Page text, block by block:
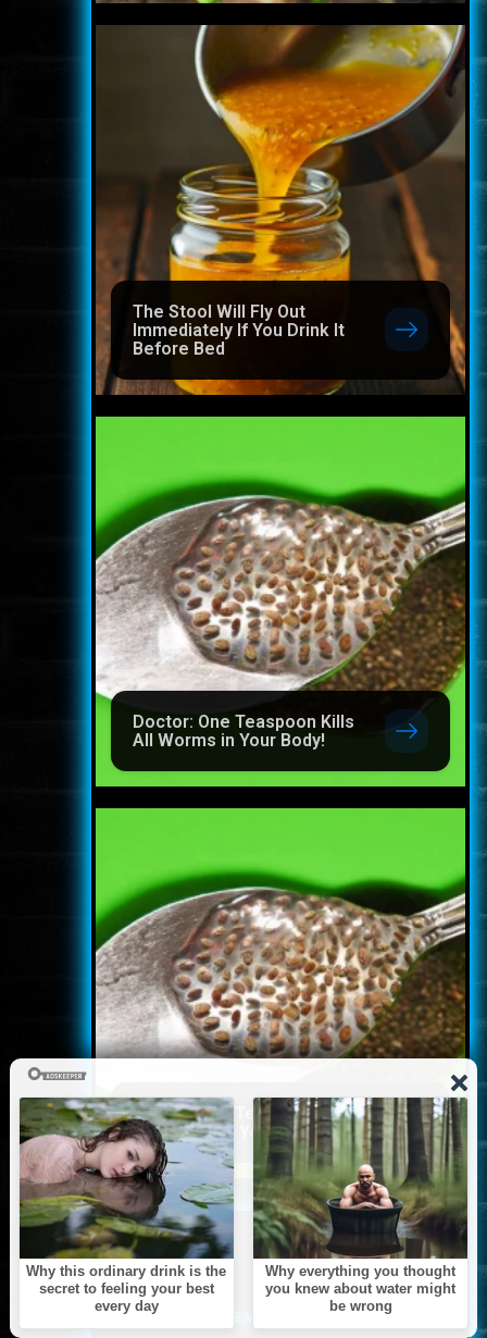
The Stool Will Fly Out
Immediately If You Drink It
Before Bed
Doctor: One Teaspoon Kills
All Worms in Your Body!
Doctor: One Teaspoon Kills
All Worms in Your Body!
ARCHÍVUM
<< >>